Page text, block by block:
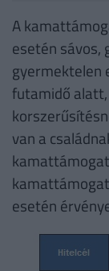
A
esetén sávos,
gyermektelen
futamidő
van a
esetén